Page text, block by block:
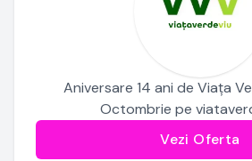
Aniversare 14 ani de Viața
Octombrie pe
Vezi Oferta